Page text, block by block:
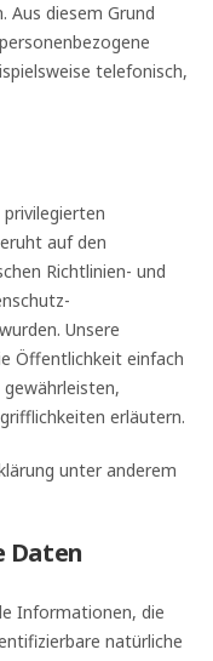
Aus diesem Grund
telefonisch,
auf den
Richtlinien- und
Unsere
Öffentlichkeit einfach
gewährleisten,
erläutern.
unter anderem
Daten
Informationen, die
natürliche